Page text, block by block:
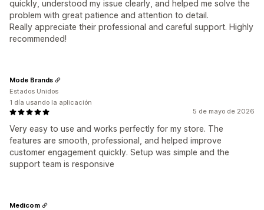
quickly, understood my issue clearly, and helped me solve the
problem with great patience and attention to detail.
Really appreciate their professional and careful support. Highly
recommended!
5 de mayo de 2026
Very easy to use and works perfectly for my store. The
features are smooth, professional, and helped improve
customer engagement quickly. Setup was simple and the
support team is responsive
Mode Brands
Estados Unidos
1 día usando la aplicación
Medicom